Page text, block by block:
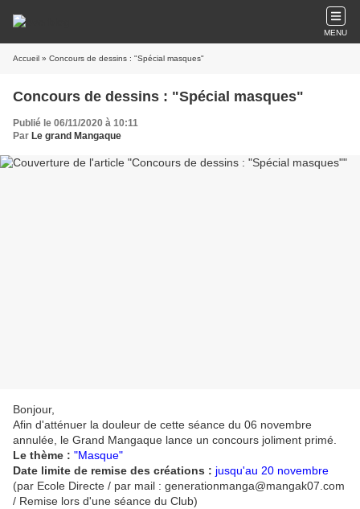
MENU
Accueil » Concours de dessins : "Spécial masques"
Concours de dessins : "Spécial masques"
Publié le 06/11/2020 à 10:11
Par Le grand Mangaque
Bonjour,
Afin d'atténuer la douleur de cette séance du 06 novembre
annulée, le Grand Mangaque lance un concours joliment primé.
Le thème : "Masque"
Date limite de remise des créations : jusqu'au 20 novembre
(par Ecole Directe / par mail : generationmanga@mangak07.com
/ Remise lors d'une séance du Club)